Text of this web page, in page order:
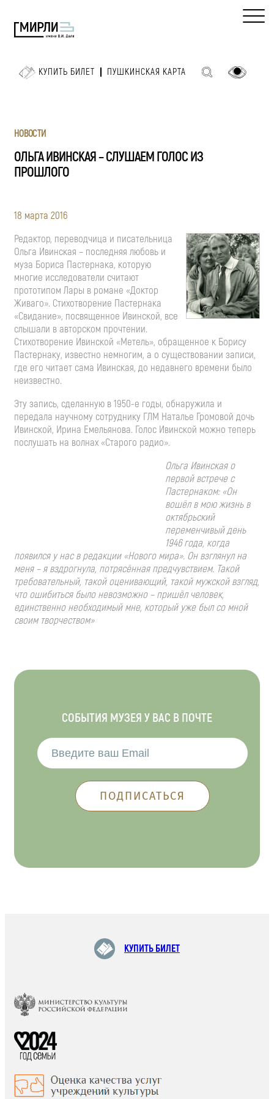
КУПИТЬ БИЛЕТ ПУШКИНСКАЯ КАРТА
НОВОСТИ
ОЛЬГА ИВИНСКАЯ – СЛУШАЕМ ГОЛОС ИЗ
ПРОШЛОГО
18 марта 2016
Редактор, переводчица и писательница
Ольга Ивинская – последняя любовь и
муза Бориса Пастернака, которую
многие исследователи считают
прототипом Лары в романе «Доктор
Живаго». Стихотворение Пастернака
«Свидание», посвященное Ивинской, все
слышали в авторском прочтении.
Стихотворение Ивинской «Метель», обращенное к Борису
Пастернаку, известно немногим, а о существовании записи,
где его читает сама Ивинская, до недавнего времени было
неизвестно.
Эту запись, сделанную в 1950-е годы, обнаружила и
передала научному сотруднику ГЛМ Наталье Громовой дочь
Ивинской, Ирина Емельянова. Голос Ивинской можно теперь
послушать на волнах «Старого радио».
Ольга Ивинская о
первой встрече с
Пастернаком: «Он
вошёл в мою жизнь в
октябрьский
переменчивый день
1946 года, когда
появился у нас в редакции «Нового мира». Он взглянул на
меня – я вздрогнула, потрясённая предчувствием. Такой
требовательный, такой оценивающий, такой мужской взгляд,
что ошибиться было невозможно – пришёл человек,
единственно необходимый мне, который уже был со мной
своим творчеством»
СОБЫТИЯ МУЗЕЯ У ВАС В ПОЧТЕ
КУПИТЬ БИЛЕТ